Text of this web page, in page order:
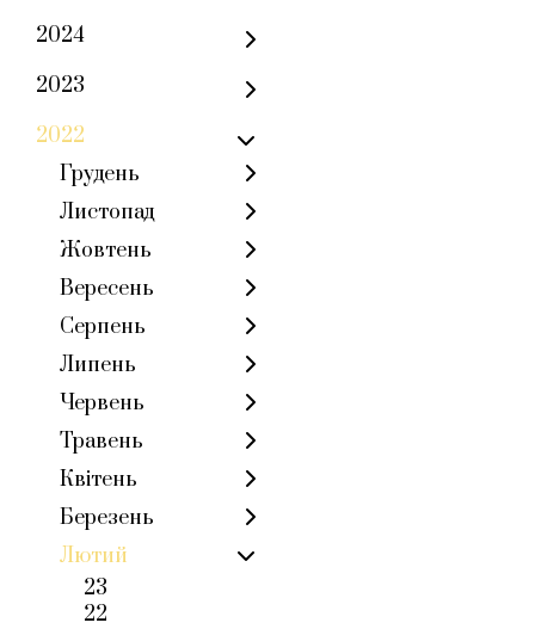
2024
2023
2022
Грудень
Листопад
Жовтень
Вересень
Серпень
Липень
Червень
Травень
Квітень
Березень
Лютий
23
22